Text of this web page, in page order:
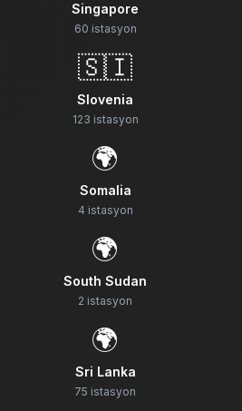
Singapore
60 istasyon
🇸🇮
Slovenia
123 istasyon
🌍
Somalia
4 istasyon
🌍
South Sudan
2 istasyon
🌍
Sri Lanka
75 istasyon